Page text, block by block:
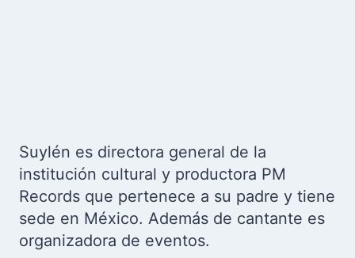
Suylén es directora general de la
institución cultural y productora PM
Records que pertenece a su padre y tiene
sede en México. Además de cantante es
organizadora de eventos.